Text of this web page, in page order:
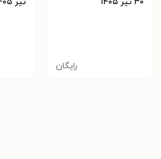
رایگان